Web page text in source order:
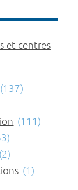
et centres
(137)
(111)
(2)
(1)